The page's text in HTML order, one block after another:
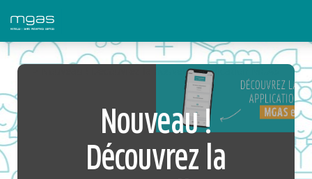
> Nouveau ! Découvrez la nouvelle application MGAS
Nouveau !
Découvrez la